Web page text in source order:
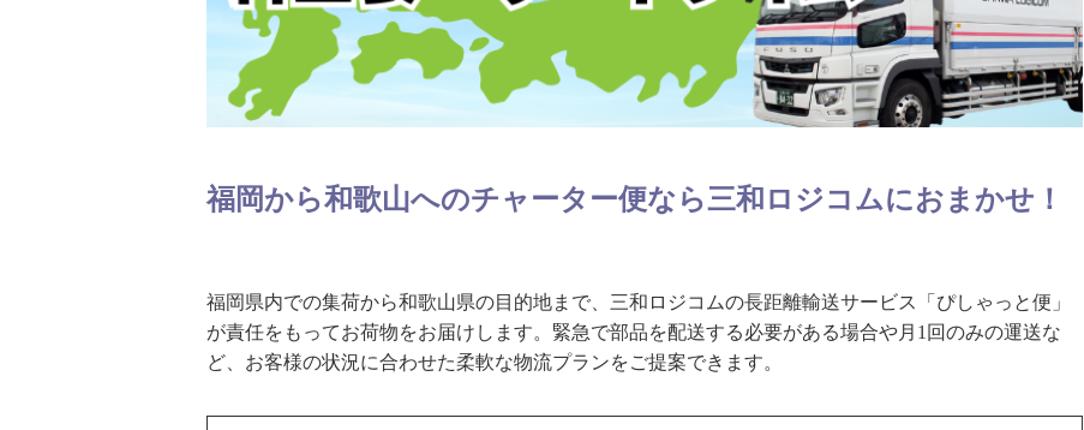
福岡から和歌山へのチャーター便なら三和ロジコムにおまかせ！
福岡県内での集荷から和歌山県の目的地まで、三和ロジコムの長距離輸送サービス「ぴしゃっと便」
が責任をもってお荷物をお届けします。緊急で部品を配送する必要がある場合や月1回のみの運送な
ど、お客様の状況に合わせた柔軟な物流プランをご提案できます。